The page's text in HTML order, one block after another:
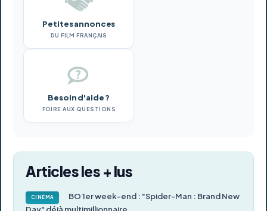
Petites annonces
DU FILM FRANÇAIS
Besoin d'aide ?
FOIRE AUX QUESTIONS
Articles les + lus
CINÉMA
BO 1er week-end : "Spider-Man : Brand New
Day" déjà multimillionnaire